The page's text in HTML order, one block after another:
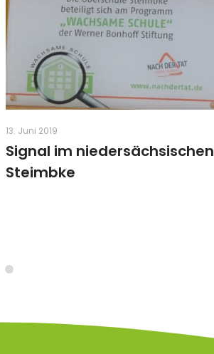
13. Juni 2019
Signal im niedersächsischen
Steimbke